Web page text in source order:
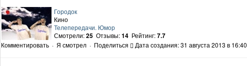
Городок
Кино
Телепередачи. Юмор
Смотрели:25 Отзывы:14 Рейтинг:7.7
Комментировать · Я смотрел · Поделиться Дата создания: 31 августа 2013 в 16:40